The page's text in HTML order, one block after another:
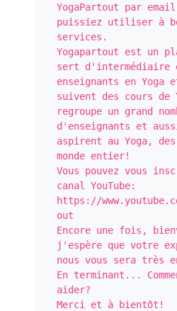
YogaPartout par
puissiez utiliser à
services.
Yogapartout est un
sert d'intermédiaire
enseignants en Yoga
suivent des cours de
regroupe un grand
d'enseignants et
aspirent au Yoga,
monde entier!
Vous pouvez vous
canal YouTube:
https://
out
Encore une fois,
j'espère que votre
nous vous sera très
En terminant...
aider?
Merci et à bientôt!